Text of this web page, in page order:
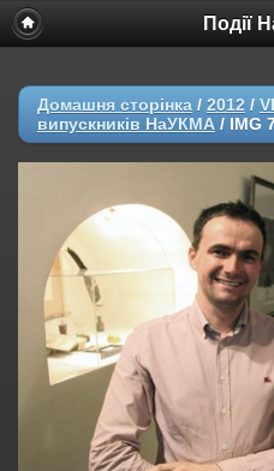
Події
Домашня сторінка / 2012 /
випускників НаУКМА / IMG